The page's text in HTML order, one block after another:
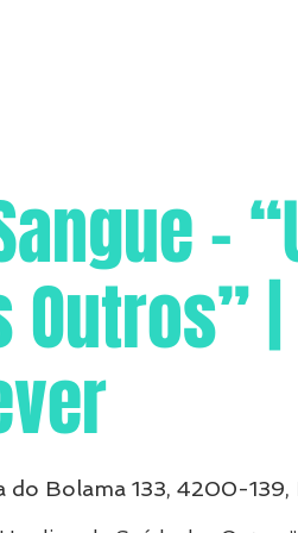
–
|
do Bolama 133, 4200-